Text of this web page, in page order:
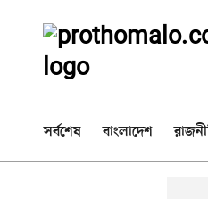
সর্বশেষ বাংলাদেশ